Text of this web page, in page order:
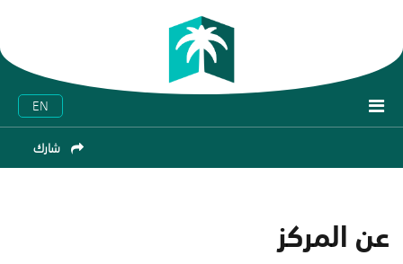
EN
شارك
عن المركز